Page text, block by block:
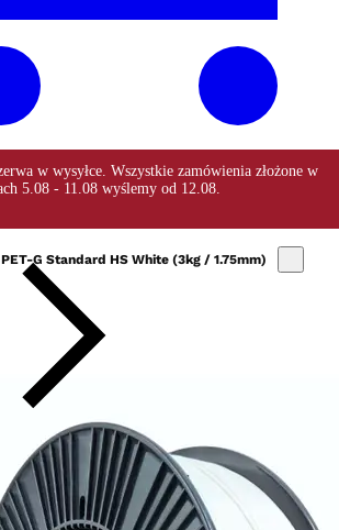
FILAMENT 3D PET-G Standard HS White (3kg / 1.75mm)